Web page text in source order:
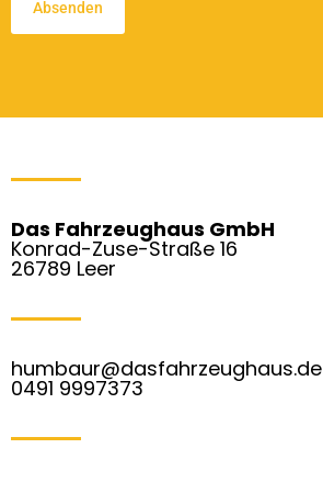
Das Fahrzeughaus GmbH
Konrad-Zuse-Straße 16
26789 Leer
humbaur@dasfahrzeughaus.de
0491 9997373